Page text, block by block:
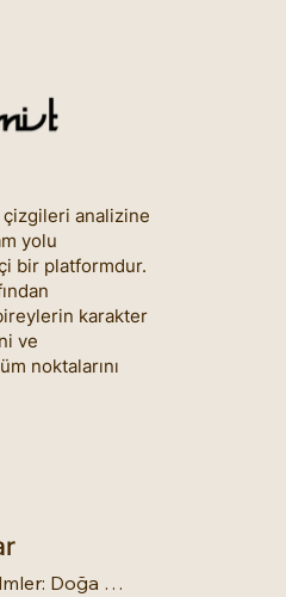
çizgileri analizine
yolu
bir platformdur.
karakter
ve
noktalarını
4 Element Konulu Filmler: Doğa Üstü Güçler